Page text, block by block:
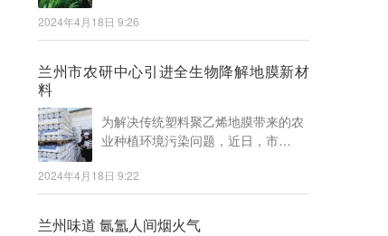
2024年4月18日 9:26
兰州市农研中心引进全生物降解地膜新材
料
为解决传统塑料聚乙烯地膜带来的农
业种植环境污染问题，近日，市…
2024年4月18日 9:22
兰州味道 氤氲人间烟火气